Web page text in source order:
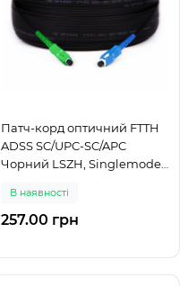
Патч-корд оптичний FTTH
ADSS SC/UPC-SC/APC
Чорний LSZH, Singlemode
В наявності
257.00 грн